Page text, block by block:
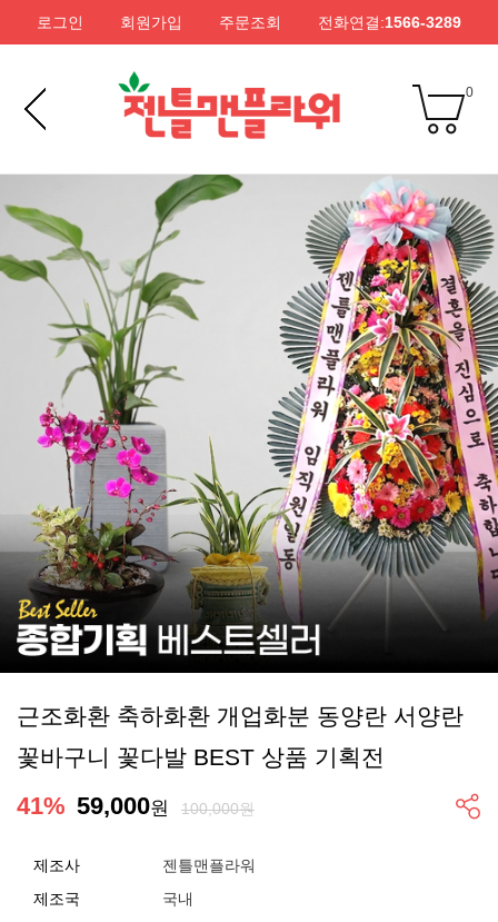
로그인 회원가입 주문조회 전화연결:1566-3289
0
근조화환 축하화환 개업화분 동양란 서양란
꽃바구니 꽃다발 BEST 상품 기획전
41% 59,000원 100,000원
제조사
젠틀맨플라워
제조국
국내